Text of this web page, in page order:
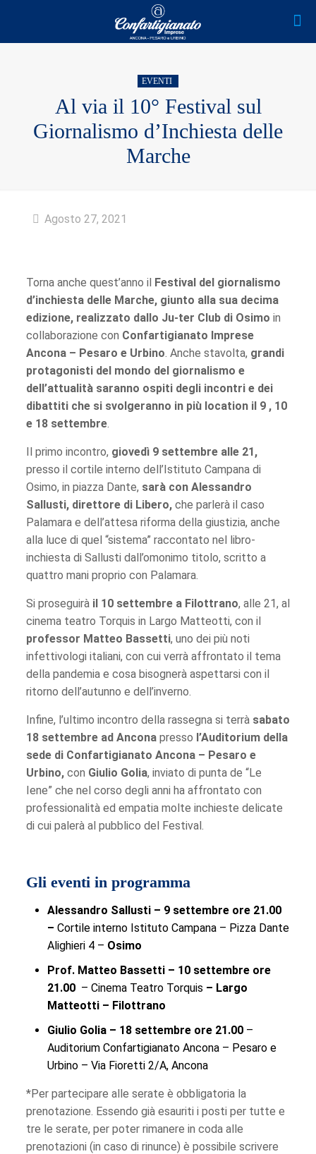
EVENTI
Al via il 10° Festival sul
Giornalismo d’Inchiesta delle
Marche
Agosto 27, 2021
Torna anche quest’anno il Festival del giornalismo
d’inchiesta delle Marche, giunto alla sua decima
edizione, realizzato dallo Ju-ter Club di Osimo in
collaborazione con Confartigianato Imprese
Ancona – Pesaro e Urbino. Anche stavolta, grandi
protagonisti del mondo del giornalismo e
dell’attualità saranno ospiti degli incontri e dei
dibattiti che si svolgeranno in più location il 9 , 10
e 18 settembre.
Il primo incontro, giovedì 9 settembre alle 21,
presso il cortile interno dell’Istituto Campana di
Osimo, in piazza Dante, sarà con Alessandro
Sallusti, direttore di Libero, che parlerà il caso
Palamara e dell’attesa riforma della giustizia, anche
alla luce di quel “sistema” raccontato nel libro-
inchiesta di Sallusti dall’omonimo titolo, scritto a
quattro mani proprio con Palamara.
Si proseguirà il 10 settembre a Filottrano, alle 21, al
cinema teatro Torquis in Largo Matteotti, con il
professor Matteo Bassetti, uno dei più noti
infettivologi italiani, con cui verrà affrontato il tema
della pandemia e cosa bisognerà aspettarsi con il
ritorno dell’autunno e dell’inverno.
Infine, l’ultimo incontro della rassegna si terràsabato
18 settembre ad Ancona presso l’Auditorium della
sede di Confartigianato Ancona – Pesaro e
Urbino, con Giulio Golia, inviato di punta de “Le
Iene” che nel corso degli anni ha affrontato con
professionalità ed empatia molte inchieste delicate
di cui palerà al pubblico del Festival.
Gli eventi in programma
Alessandro Sallusti – 9 settembre ore 21.00
– Cortile interno Istituto Campana – Pizza Dante
Alighieri 4 – Osimo
Prof. Matteo Bassetti – 10 settembre ore
21.00 – Cinema Teatro Torquis – Largo
Matteotti – Filottrano
Giulio Golia – 18 settembre ore 21.00–
Auditorium Confartigianato Ancona – Pesaro e
Urbino – Via Fioretti 2/A, Ancona
*Per partecipare alle serate è obbligatoria la
prenotazione. Essendo già esauriti i posti per tutte e
tre le serate, per poter rimanere in coda alle
prenotazioni (in caso di rinunce) è possibile scrivere